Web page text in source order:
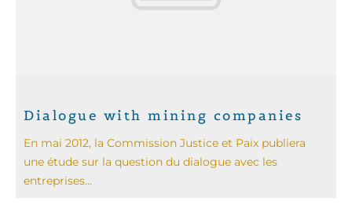
Dialogue with mining companies
En mai 2012, la Commission Justice et Paix publiera
une étude sur la question du dialogue avec les
entreprises...